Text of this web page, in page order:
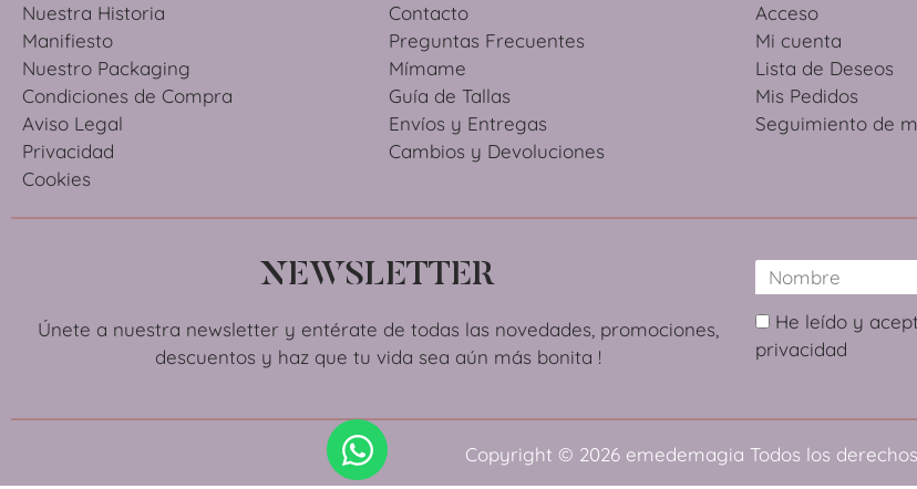
Nuestra Historia
Manifiesto
Nuestro Packaging
Condiciones de Compra
Aviso Legal
Privacidad
Cookies
Contacto
Preguntas Frecuentes
Mímame
Guía de Tallas
Envíos y Entregas
Cambios y Devoluciones
Acceso
Mi cuenta
Lista de Deseos
Mis Pedidos
Seguimiento de
NEWSLETTER
Únete a nuestra newsletter y entérate de todas las novedades, promociones,
descuentos y haz que tu vida sea aún más bonita !
He leído y
privacidad
Copyright © 2026 emedemagia Todos los